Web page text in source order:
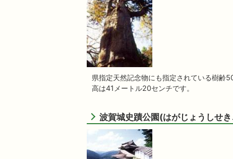
県指定天然記念物にも指定されている樹齢
高は41メートル20センチです。
波賀城史蹟公園(はがじょうしせ